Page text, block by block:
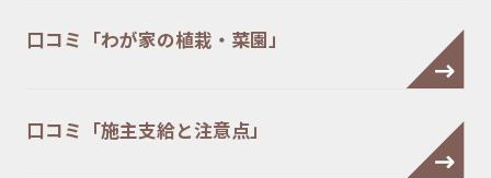
口コミ「わが家の植栽・菜園」
口コミ「施主支給と注意点」